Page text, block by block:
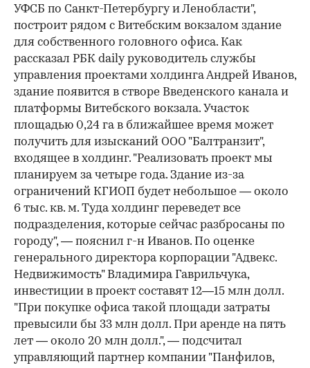
УФСБ по Санкт-Петербургу и Ленобласти",
построит рядом с Витебским вокзалом здание
для собственного головного офиса. Как
рассказал РБК daily руководитель службы
управления проектами холдинга Андрей Иванов,
здание появится в створе Введенского канала и
платформы Витебского вокзала. Участок
площадью 0,24 га в ближайшее время может
получить для изысканий ООО "Балтранзит",
входящее в холдинг. "Реализовать проект мы
планируем за четыре года. Здание из-за
ограничений КГИОП будет небольшое — около
6 тыс. кв. м. Туда холдинг переведет все
подразделения, которые сейчас разбросаны по
городу", — пояснил г-н Иванов. По оценке
генерального директора корпорации "Адвекс.
Недвижимость" Владимира Гаврильчука,
инвестиции в проект составят 12—15 млн долл.
"При покупке офиса такой площади затраты
превысили бы 33 млн долл. При аренде на пять
лет — около 20 млн долл.", — подсчитал
управляющий партнер компании "Панфилов,